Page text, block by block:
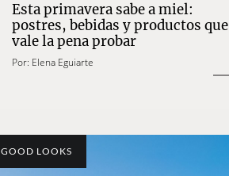
Esta primavera sabe a miel:
postres, bebidas y productos que
vale la pena probar
Por: Elena Eguiarte
GOOD LOOKS